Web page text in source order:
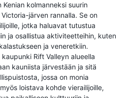
Kenian kolmanneksi suurin
järven rannalla. Se on
jotka haluavat tutustua
ja osallistua aktiviteetteihin, kuten
ja veneretkiin.
Rift Valleyn alueella
kauniista järvestään ja sitä
jossa on monia
loistava kohde vierailijoille,